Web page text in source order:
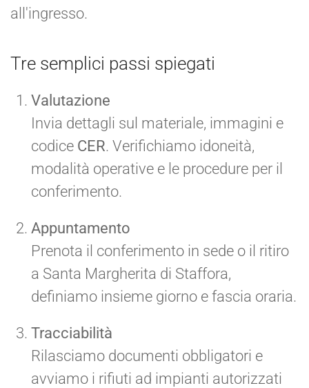
all'ingresso.
Tre semplici passi spiegati
Valutazione
Invia dettagli sul materiale, immagini e
codice CER. Verifichiamo idoneità,
modalità operative e le procedure per il
conferimento.
Appuntamento
Prenota il conferimento in sede o il ritiro
a Santa Margherita di Staffora,
definiamo insieme giorno e fascia oraria.
Tracciabilità
Rilasciamo documenti obbligatori e
avviamo i rifiuti ad impianti autorizzati